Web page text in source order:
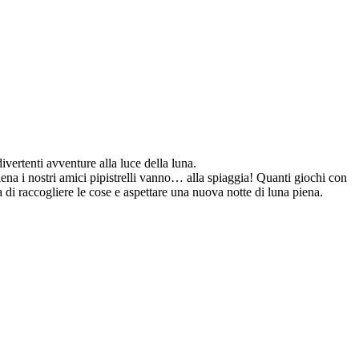
avventure alla luce della luna.
i nostri amici pipistrelli vanno… alla spiaggia! Quanti giochi con
raccogliere le cose e aspettare una nuova notte di luna piena.